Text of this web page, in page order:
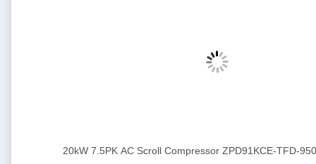
20kW 7.5PK AC Scroll Compressor ZPD91KCE-TFD-